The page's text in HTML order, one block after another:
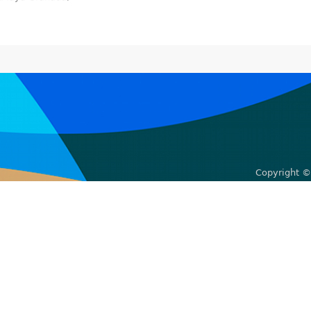
Copyright ©